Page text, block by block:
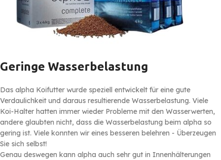
Geringe Wasserbelastung
Das alpha Koifutter wurde speziell entwickelt für eine gute
Verdaulichkeit und daraus resultierende Wasserbelastung. Viele
Koi-Halter hatten immer wieder Probleme mit den Wasserwerten,
andere glaubten nicht, dass die Wasserbelastung beim alpha so
gering ist. Viele konnten wir eines besseren belehren - Überzeugen
Sie sich selbst!
Genau deswegen kann alpha auch sehr gut in Innenhälterungen